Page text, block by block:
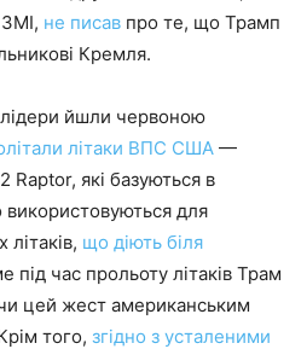
не писав про те, що Трамп
Кремля.
лідери йшли червоною
літаки ВПС США —
Raptor, які базуються в
використовуються для
що діють біля
під час прольоту літаків Трам
цей жест американським
того, згідно з усталеними